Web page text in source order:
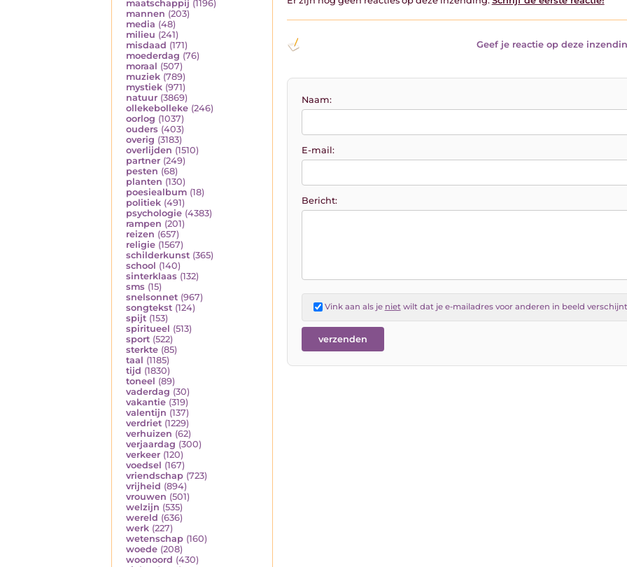
maatschappij (1196)
mannen (203)
media (48)
milieu (241)
misdaad (171)
moederdag (76)
moraal (507)
muziek (789)
mystiek (971)
natuur (3869)
ollekebolleke (246)
oorlog (1037)
ouders (403)
overig (3183)
overlijden (1510)
partner (249)
pesten (68)
planten (130)
poesiealbum (18)
politiek (491)
psychologie (4383)
rampen (201)
reizen (657)
religie (1567)
schilderkunst (365)
school (140)
sinterklaas (132)
sms (15)
snelsonnet (967)
songtekst (124)
spijt (153)
spiritueel (513)
sport (522)
sterkte (85)
taal (1185)
tijd (1830)
toneel (89)
vaderdag (30)
vakantie (319)
valentijn (137)
verdriet (1229)
verhuizen (62)
verjaardag (300)
verkeer (120)
voedsel (167)
vriendschap (723)
vrijheid (894)
vrouwen (501)
welzijn (535)
wereld (636)
werk (227)
wetenschap (160)
woede (208)
woonoord (430)
Geef je reactie op deze
Naam:
E-mail:
Bericht:
Vink aan als je nietwilt dat je e-mailadres voor anderen in beeld verschijnt